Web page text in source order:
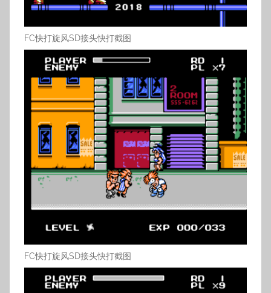
FC快打旋风SD接头快打截图
FC快打旋风SD接头快打截图